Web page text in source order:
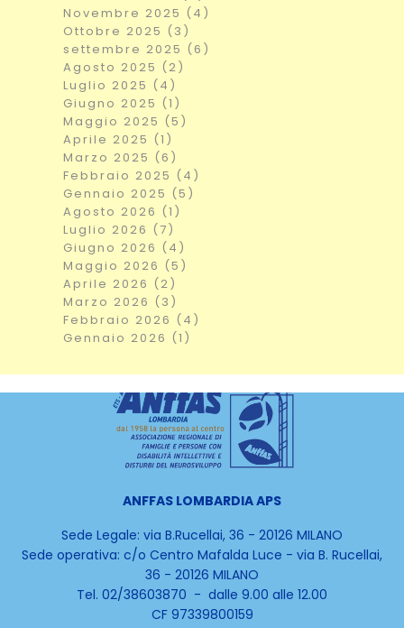
Novembre 2025 (4)
Ottobre 2025 (3)
settembre 2025 (6)
Agosto 2025 (2)
Luglio 2025 (4)
Giugno 2025 (1)
Maggio 2025 (5)
Aprile 2025 (1)
Marzo 2025 (6)
Febbraio 2025 (4)
Gennaio 2025 (5)
Agosto 2026 (1)
Luglio 2026 (7)
Giugno 2026 (4)
Maggio 2026 (5)
Aprile 2026 (2)
Marzo 2026 (3)
Febbraio 2026 (4)
Gennaio 2026 (1)
ANFFAS LOMBARDIA APS
Sede Legale: via B.Rucellai, 36 - 20126 MILANO
Sede operativa: c/o Centro Mafalda Luce - via B. Rucellai,
36 - 20126 MILANO
Tel. 02/38603870 - dalle 9.00 alle 12.00
CF 97339800159